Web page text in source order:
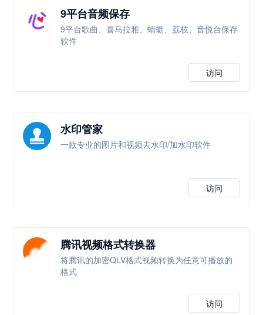
9平台音频保存
9平台歌曲、喜马拉雅、蜻蜓、荔枝、音悦台保存
软件
访问
水印管家
一款专业的图片和视频去水印/加水印软件
访问
腾讯视频格式转换器
将腾讯的加密QLV格式视频转换为任意可播放的
格式
访问